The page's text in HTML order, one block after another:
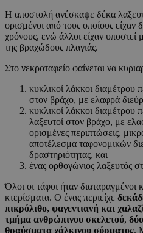
Η αποστολή ανέσκαψε δέκα
ορισμένοι από τους οποίους είχαν
χρόνους, ενώ άλλοι είχαν
της βραχώδους πλαγιάς.
Στο νεκροταφείο φαίνεται να
κυκλικοί λάκκοι διαμέτρου
στον βράχο, με ελαφρά
κυκλικοί λάκκοι διαμέτρου
λαξευτοί στον βράχο, με
ορισμένες περιπτώσεις,
αποτέλεσμα ταφονομικών
δραστηριότητας, και
ένας ορθογώνιος λαξευτός
Όλοι οι τάφοι ήταν
κτερίσματα. Ο ένας περιείχε
πικρόλιθο, φαγεντιανή και
τμήμα ανθρώπινου σκελετού,
θραύσματα χάλκινου σύρματος.